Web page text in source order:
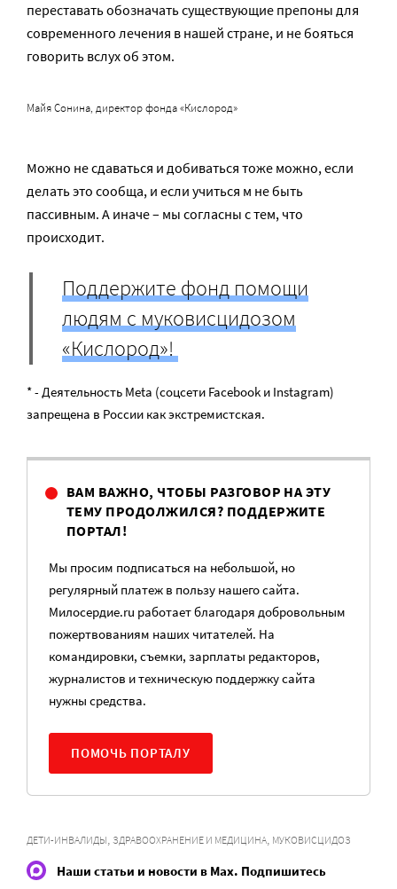
переставать обозначать существующие препоны для
современного лечения в нашей стране, и не бояться
говорить вслух об этом.
Майя Сонина, директор фонда «Кислород»
Можно не сдаваться и добиваться тоже можно, если
делать это сообща, и если учиться м не быть
пассивным. А иначе – мы согласны с тем, что
происходит.
Поддержите фонд помощи
людям с муковисцидозом
«Кислород»!
* - Деятельность Meta (соцсети Facebook и Instagram)
запрещена в России как экстремистская.
ВАМ ВАЖНО, ЧТОБЫ РАЗГОВОР НА ЭТУ
ТЕМУ ПРОДОЛЖИЛСЯ? ПОДДЕРЖИТЕ
ПОРТАЛ!
Мы просим подписаться на небольшой, но
регулярный платеж в пользу нашего сайта.
Милосердие.ru работает благодаря добровольным
пожертвованиям наших читателей. На
командировки, съемки, зарплаты редакторов,
журналистов и техническую поддержку сайта
нужны средства.
ПОМОЧЬ ПОРТАЛУ
ДЕТИ-ИНВАЛИДЫ, ЗДРАВООХРАНЕНИЕ И МЕДИЦИНА, МУКОВИСЦИДОЗ
Наши статьи и новости в Max. Подпишитесь